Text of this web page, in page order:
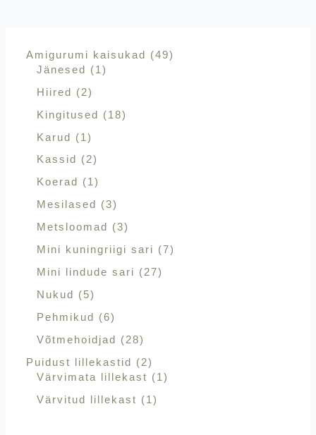
Amigurumi kaisukad
49
Jänesed
1
Hiired
2
Kingitused
18
Karud
1
Kassid
2
Koerad
1
Mesilased
3
Metsloomad
3
Mini kuningriigi sari
7
Mini lindude sari
27
Nukud
5
Pehmikud
6
Võtmehoidjad
28
Puidust lillekastid
2
Värvimata lillekast
1
Värvitud lillekast
1